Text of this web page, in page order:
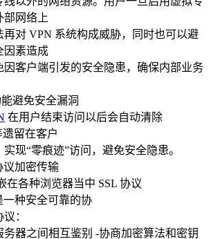
部网络上
再对 VPN 系统构成威胁，同时也可以避
因素造成
因客户端引发的安全隐患，确保内部业务
避免安全漏洞
在用户结束访问以后会自动清除
留在客户
现“零痕迹”访问，避免安全隐患。
议加密传输
在各种浏览器当中 SSL 协议
一种安全可靠的协
：
器之间相互鉴别 -协商加密算法和密钥